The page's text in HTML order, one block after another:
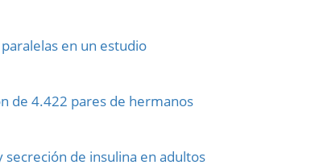
en un estudio
de 4.422 pares de hermanos
secreción de insulina en adultos